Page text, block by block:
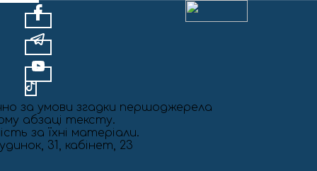
за умови згадки першоджерела
абзаці тексту.
за їхні матеріали.
31, кабінет, 23